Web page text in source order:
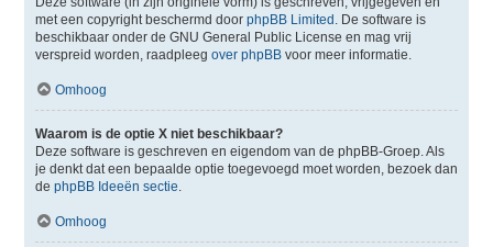
met een copyright beschermd door phpBB Limited . De software is
beschikbaar onder de GNU General Public License en mag vrij
verspreid worden, raadpleeg over phpBBvoor meer informatie.
Omhoog
Waarom is de optie X niet beschikbaar?
Deze software is geschreven en eigendom van de phpBB-Groep. Als
je denkt dat een bepaalde optie toegevoegd moet worden, bezoek dan
de phpBB Ideeën sectie.
Omhoog